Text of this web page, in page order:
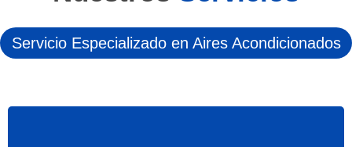
Servicio Especializado en Aires Acondicionados